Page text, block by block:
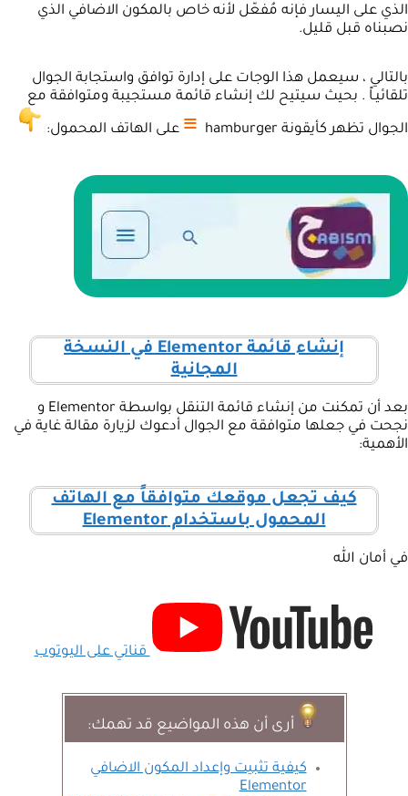
الذي على اليسار فإنه مُفعّل لأنه خاص بالمكون الاضافي الذي
نصبناه قبل قليل.
بالتالي ، سيعمل هذا الوجات على إدارة توافق واستجابة الجوال
تلقائيـاً . بحيث سيتيح لك إنشاء قائمة مستجيبة ومتوافقة مع
الجوال تظهر كأيقونة hamburger ≡ على الهاتف المحمول:
إنشاء قائمة Elementor في النسخة
المجانية
بعد أن تمكنت من إنشاء قائمة التنقل بواسطة Elementor و
نجحت في جعلها متوافقة مع الجوال أدعوك لزيارة مقالة غاية في
الأهمية:
كيف تجعل موقعك متوافقاً مع الهاتف
المحمول باستخدام Elementor
في أمان الله
قناتي على اليوتوب
أرى أن هذه المواضيع قد تهمك:
كيفية تثبيت وإعداد المكون الاضافي
Elementor